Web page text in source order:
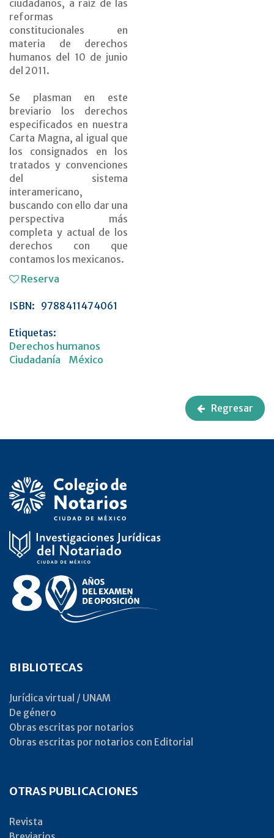
ciudadanos, a raíz de las
reformas
constitucionales en
materia de derechos
humanos del 10 de junio
del 2011.
Se plasman en este
breviario los derechos
especificados en nuestra
Carta Magna, al igual que
los consignados en los
tratados y convenciones
del sistema
interamericano,
buscando con ello dar una
perspectiva más
completa y actual de los
derechos con que
contamos los mexicanos.
Reserva
ISBN: 9788411474061
Etiquetas:
Derechos humanos
Ciudadanía
México
Regresar
BIBLIOTECAS
Jurídica virtual / UNAM
De género
Obras escritas por notarios
Obras escritas por notarios con Editorial
OTRAS PUBLICACIONES
Revista